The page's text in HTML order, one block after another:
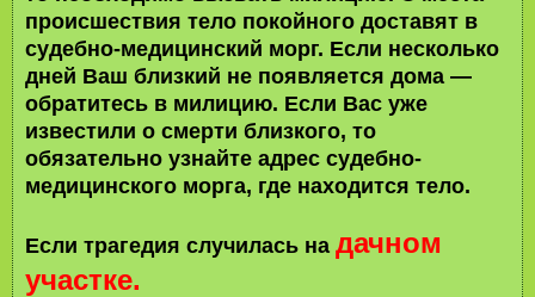
происшествия тело покойного доставят в
судебно-медицинский морг. Если несколько
дней Ваш близкий не появляется дома —
обратитесь в милицию. Если Вас уже
известили о смерти близкого, то
обязательно узнайте адрес судебно-
медицинского морга, где находится тело.
Если трагедия случилась на дачном
участке.